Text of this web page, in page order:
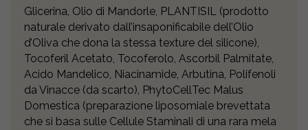
Glicerina, Olio di Mandorle, PLANTISIL (prodotto
naturale derivato dall’insaponificabile dell’Olio
d’Oliva che dona la stessa texture del silicone),
Tocoferil Acetato, Tocoferolo, Ascorbil Palmitate,
Acido Mandelico, Niacinamide, Arbutina, Polifenoli
da Vinacce (da scarto), PhytoCellTec Malus
Domestica (preparazione liposomiale brevettata
che si basa sulle Cellule Staminali di una rara mela